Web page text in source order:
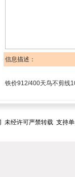
信息描述：
铁价912/400天鸟不剪线
未经许可严禁转载 支持